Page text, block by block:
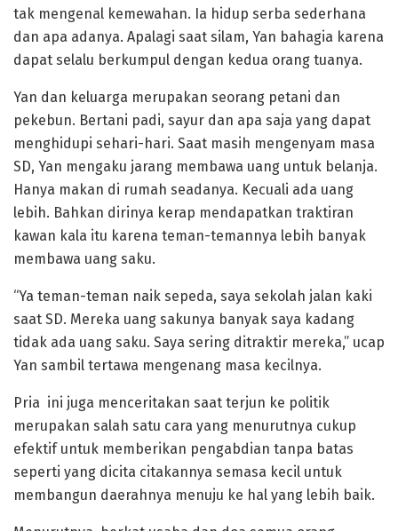
tak mengenal kemewahan. Ia hidup serba sederhana
dan apa adanya. Apalagi saat silam, Yan bahagia karena
dapat selalu berkumpul dengan kedua orang tuanya.
Yan dan keluarga merupakan seorang petani dan
pekebun. Bertani padi, sayur dan apa saja yang dapat
menghidupi sehari-hari. Saat masih mengenyam masa
SD, Yan mengaku jarang membawa uang untuk belanja.
Hanya makan di rumah seadanya. Kecuali ada uang
lebih. Bahkan dirinya kerap mendapatkan traktiran
kawan kala itu karena teman-temannya lebih banyak
membawa uang saku.
“Ya teman-teman naik sepeda, saya sekolah jalan kaki
saat SD. Mereka uang sakunya banyak saya kadang
tidak ada uang saku. Saya sering ditraktir mereka,” ucap
Yan sambil tertawa mengenang masa kecilnya.
Pria ini juga menceritakan saat terjun ke politik
merupakan salah satu cara yang menurutnya cukup
efektif untuk memberikan pengabdian tanpa batas
seperti yang dicita citakannya semasa kecil untuk
membangun daerahnya menuju ke hal yang lebih baik.